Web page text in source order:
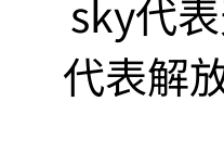
sky代
代表解